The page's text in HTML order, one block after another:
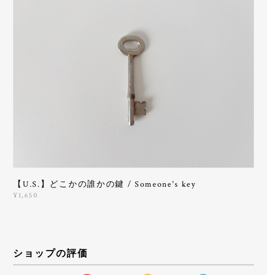
【U.S.】どこかの誰かの鍵 / Someone's key
¥1,650
ショップの評価